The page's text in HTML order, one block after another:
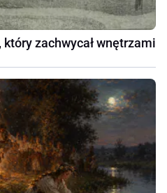
zachwycał wnętrzami